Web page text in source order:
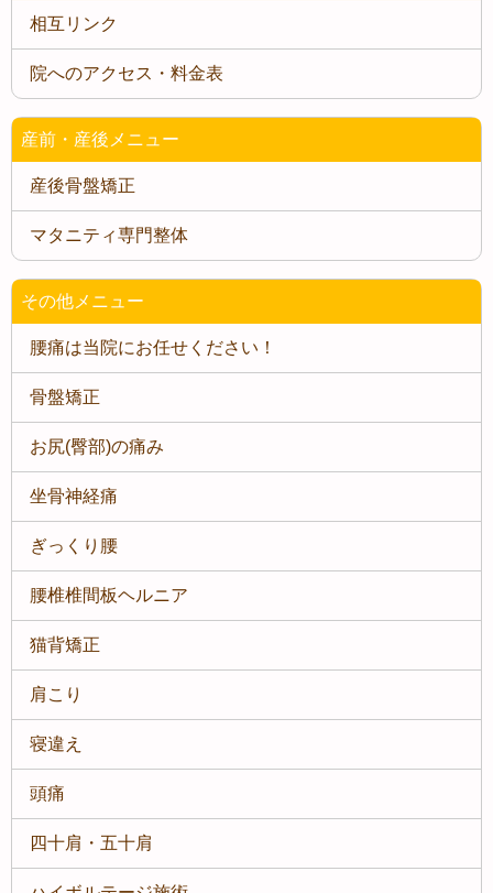
相互リンク
院へのアクセス・料金表
産前・産後メニュー
産後骨盤矯正
マタニティ専門整体
その他メニュー
腰痛は当院にお任せください！
骨盤矯正
お尻(臀部)の痛み
坐骨神経痛
ぎっくり腰
腰椎椎間板ヘルニア
猫背矯正
肩こり
寝違え
頭痛
四十肩・五十肩